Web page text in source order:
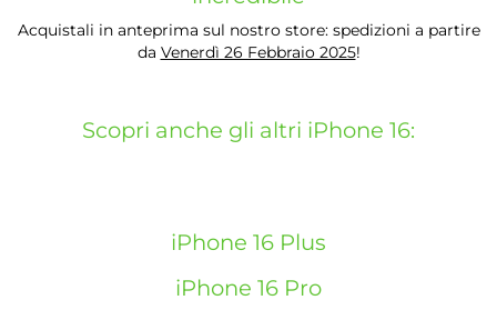
Acquistali in anteprima sul nostro store: spedizioni a partire
da Venerdì 26 Febbraio 2025!
Scopri anche gli altri iPhone 16:
iPhone 16 Plus
iPhone 16 Pro